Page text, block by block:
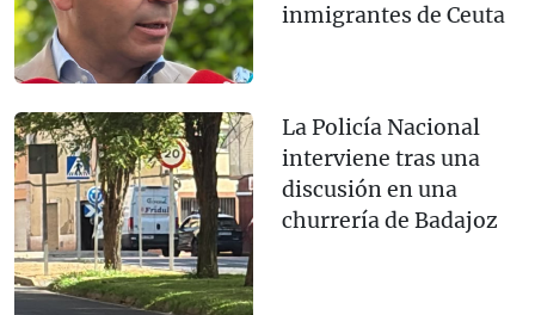
inmigrantes de Ceuta
La Policía Nacional
interviene tras una
discusión en una
churrería de Badajoz